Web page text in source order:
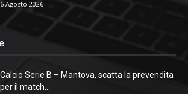
6 Agosto 2026
Calcio Serie B – Mantova, scatta la prevendita
per il match...